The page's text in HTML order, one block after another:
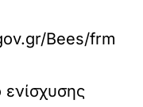
Bees/frm